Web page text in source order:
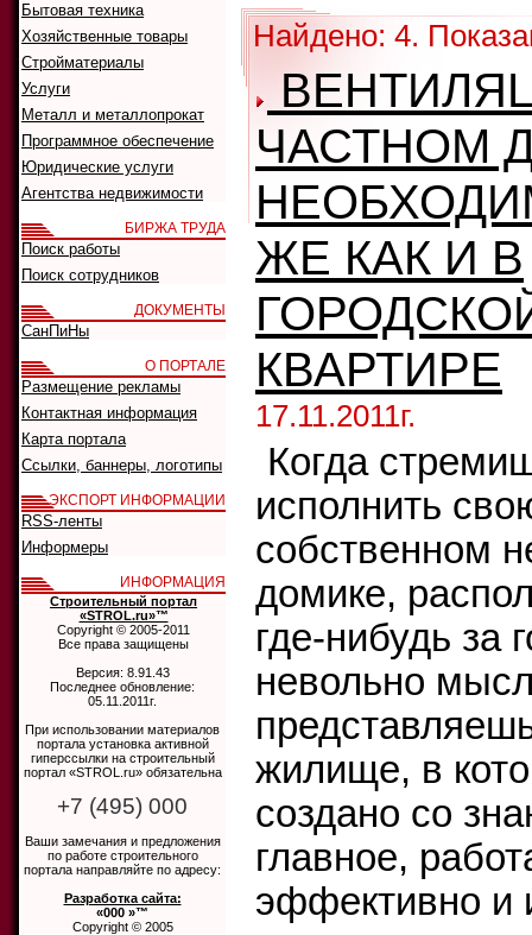
Найдено: 4.
ЧАСТНОМ
ЖЕ КАК И В
КВАРТИРЕ
17.11.2011г.
Когда
исполнить
собственном
домике,
где-нибудь за
невольно
жилище, в
создано со
главное,
эффективно и
Бытовая техника
Хозяйственные товары
Стройматериалы
Услуги
Металл и металлопрокат
Программное обеспечение
Юридические услуги
Агентства недвижимости
БИРЖА ТРУДА
Поиск работы
Поиск сотрудников
ДОКУМЕНТЫ
СанПиНы
О ПОРТАЛЕ
Размещение рекламы
Контактная информация
Карта портала
Ссылки, баннеры, логотипы
ЭКСПОРТ ИНФОРМАЦИИ
RSS-ленты
Информеры
ИНФОРМАЦИЯ
Строительный портал
«STROL.ru»™
Copyright © 2005-2011
Все права защищены
Версия: 8.91.43
Последнее обновление:
05.11.2011г.
При использовании материалов
портала установка активной
гиперссылки на строительный
портал «STROL.ru» обязательна
+7 (495) 000
Ваши замечания и предложения
по работе строительного
портала направляйте по адресу:
Разработка сайта:
«000 »™
Copyright © 2005